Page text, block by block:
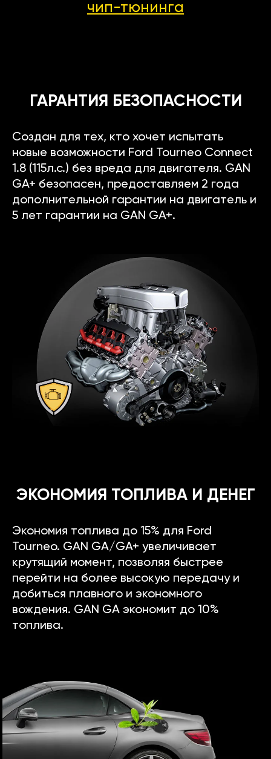
чип-тюнинга
ГАРАНТИЯ БЕЗОПАСНОСТИ
Создан для тех, кто хочет испытать
новые возможности Ford Tourneo Connect
1.8 (115л.с.) без вреда для двигателя. GAN
GA+ безопасен, предоставляем 2 года
дополнительной гарантии на двигатель и
5 лет гарантии на GAN GA+.
ЭКОНОМИЯ ТОПЛИВА И ДЕНЕГ
Экономия топлива до 15% для Ford
Tourneo. GAN GA/GA+ увеличивает
крутящий момент, позволяя быстрее
перейти на более высокую передачу и
добиться плавного и экономного
вождения. GAN GA экономит до 10%
топлива.